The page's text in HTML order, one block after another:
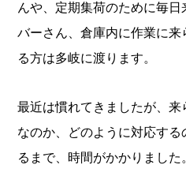
んや、定期集荷のために毎
バーさん、倉庫内に作業に
る方は多岐に渡ります。
最近は慣れてきましたが、
なのか、どのように対応す
るまで、時間がかかりました